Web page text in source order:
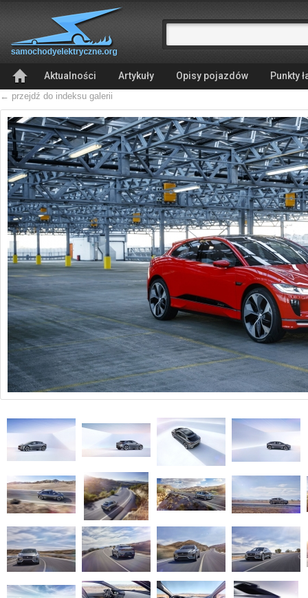
Aktualności Artykuły Opisy pojazdów Punkty
← przejdź do indeksu galerii